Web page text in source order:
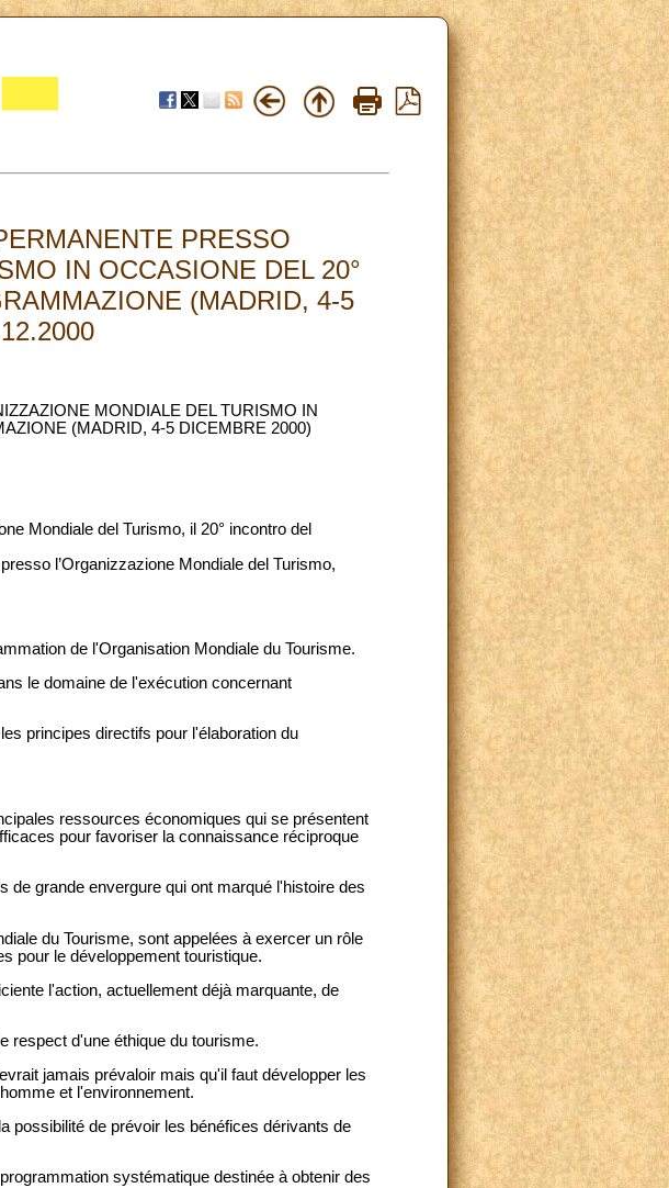
PRESSO
IN OCCASIONE DEL 20°
(MADRID, 4-5
MONDIALE DEL TURISMO IN
(MADRID, 4-5 DICEMBRE 2000)
Mondiale del Turismo, il 20° incontro del
l’Organizzazione Mondiale del Turismo,
de l'Organisation Mondiale du Tourisme.
le domaine de l'exécution concernant
principes directifs pour l'élaboration du
ressources économiques qui se présentent
pour favoriser la connaissance réciproque
de grande envergure qui ont marqué l'histoire des
du Tourisme, sont appelées à exercer un rôle
pour le développement touristique.
l'action, actuellement déjà marquante, de
respect d'une éthique du tourisme.
jamais prévaloir mais qu'il faut développer les
et l'environnement.
possibilité de prévoir les bénéfices dérivants de
systématique destinée à obtenir des